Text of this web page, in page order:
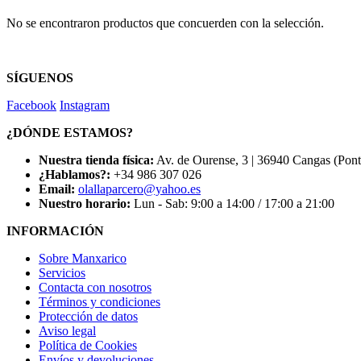
No se encontraron productos que concuerden con la selección.
SÍGUENOS
Facebook Instagram
¿DÓNDE ESTAMOS?
Nuestra tienda física: Av. de Ourense, 3 | 36940 Cangas
¿Hablamos?: +34 986 307 026
Email: olallaparcero@yahoo.es
Nuestro horario: Lun - Sab: 9:00 a 14:00 / 17:00 a 21:00
INFORMACIÓN
Sobre Manxarico
Servicios
Contacta con nosotros
Términos y condiciones
Protección de datos
Aviso legal
Política de Cookies